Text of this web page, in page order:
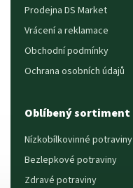
Prodejna DS Market
Vrácení a reklamace
Obchodní podmínky
Ochrana osobních údajů
Oblíbený sortiment
Nízkobílkovinné potraviny
Bezlepkové potraviny
Zdravé potraviny